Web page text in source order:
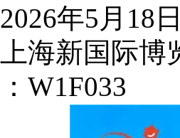
年5月18
海新国际博
W1F033